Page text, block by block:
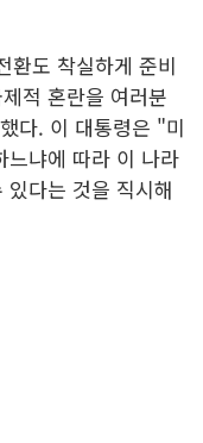
환도 착실하게 준비
적 혼란을 여러분
다. 이 대통령은 "미
느냐에 따라 이 나라
다는 것을 직시해